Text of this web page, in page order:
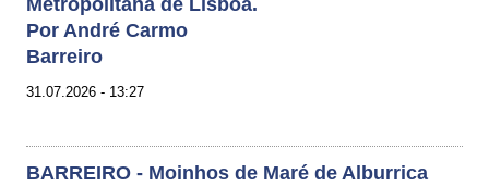
Metropolitana de Lisboa.
Por André Carmo
Barreiro
31.07.2026 - 13:27
BARREIRO - Moinhos de Maré de Alburrica